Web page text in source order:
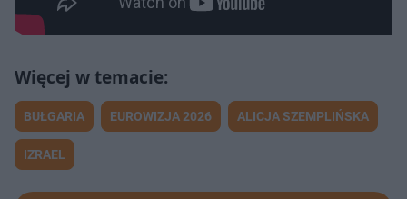
BUŁGARIA EUROWIZJA 2026 ALICJA SZEMPLIŃSKA
IZRAEL